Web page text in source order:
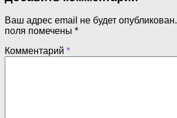
Ваш адрес email не будет опубликован.
поля помечены *
Комментарий *